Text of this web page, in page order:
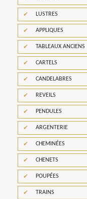
LUSTRES
APPLIQUES
TABLEAUX ANCIENS
CARTELS
CANDELABRES
REVEILS
PENDULES
ARGENTERIE
CHEMINÉES
CHENETS
POUPÉES
TRAINS